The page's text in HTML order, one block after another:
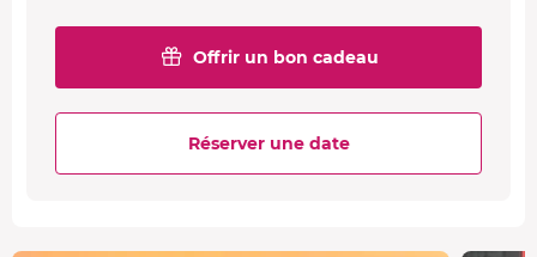
Offrir un bon cadeau
Réserver une date